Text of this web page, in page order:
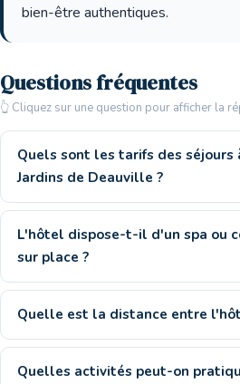
bien-être authentiques.
Questions fréquentes
👆 Cliquez sur une question pour afficher la
Quels sont les tarifs des séjours
Jardins de Deauville ?
L'hôtel dispose-t-il d'un spa ou
sur place ?
Quelle est la distance entre
Quelles activités peut-on